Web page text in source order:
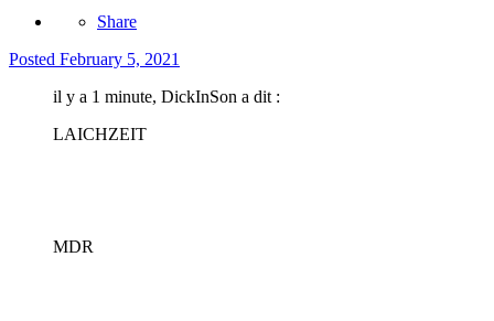
Share
Posted February 5, 2021
il y a 1 minute, DickInSon a dit :
LAICHZEIT
MDR